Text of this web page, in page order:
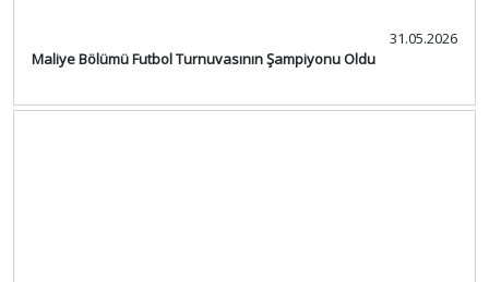
31.05.2026
Maliye Bölümü Futbol Turnuvasının Şampiyonu Oldu